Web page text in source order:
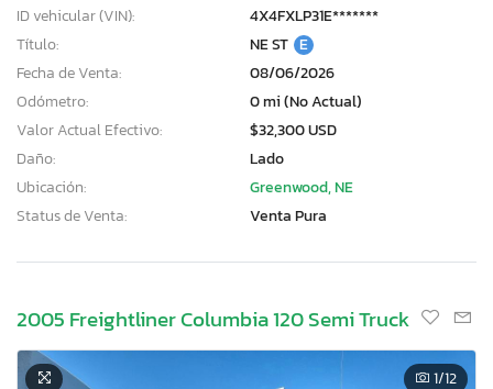
ID vehicular (VIN):
4X4FXLP31E*******
Título:
NE ST E
Fecha de Venta:
08/06/2026
Odómetro:
0 mi (No Actual)
Valor Actual Efectivo:
$32,300 USD
Daño:
Lado
Ubicación:
Greenwood, NE
Status de Venta:
Venta Pura
2005 Freightliner Columbia 120 Semi Truck
1/12